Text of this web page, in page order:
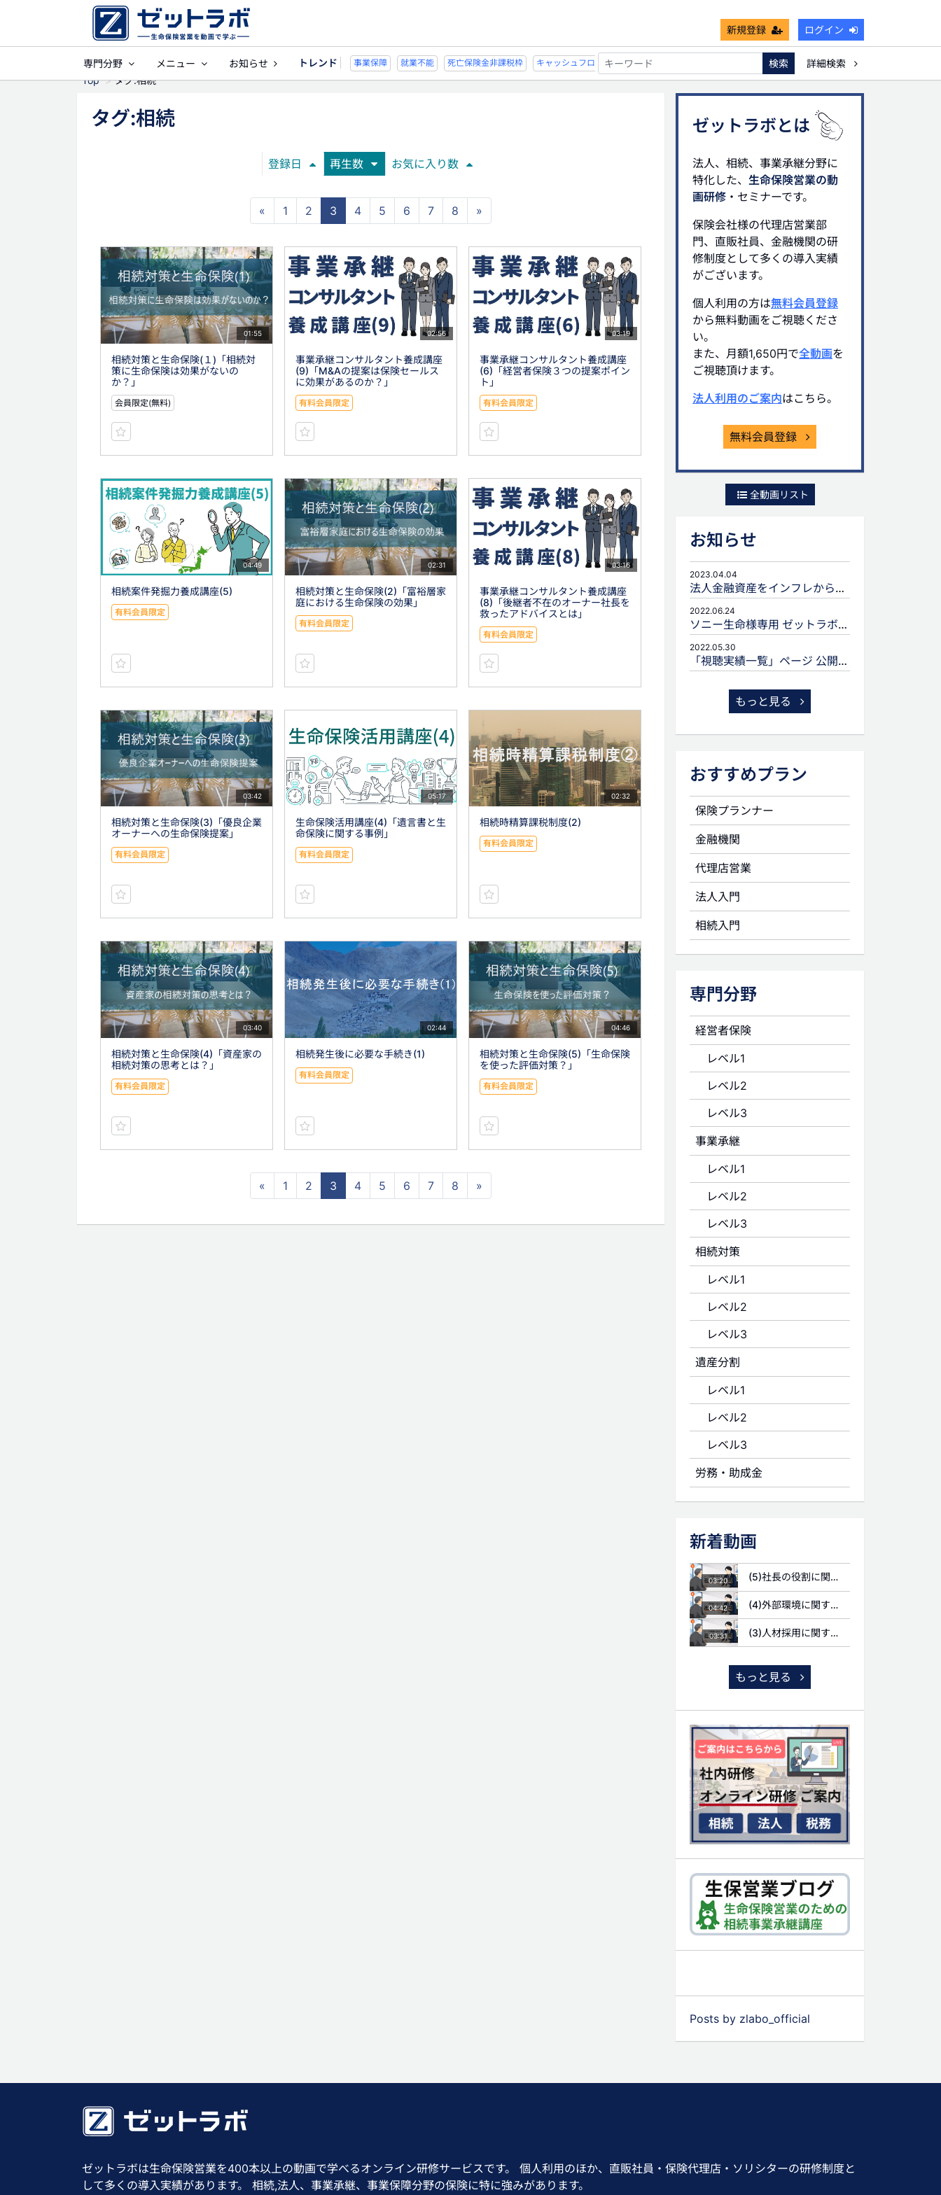
新規登録 ログイン
専門分野 メニュー お知らせ トレンド
事業保障 就業不能 死亡保険金非課税枠 キャッシュフロー 宗教法人 事業保障 就業不能 死亡保険金非課税枠 キャッシュフロー 宗教法人
検索
詳細検索
Top
タグ:相続
タグ:相続
登録日 再生数 お気に入り数
« 1 2 3 4 5 6 7 8 »
01:55
相続対策と生命保険(１)「相続対
策に生命保険は効果がないの
か？」
会員限定(無料)
02:56
事業承継コンサルタント養成講座
(9)「M&Aの提案は保険セールス
に効果があるのか？」
有料会員限定
03:19
事業承継コンサルタント養成講座
(6)「経営者保険３つの提案ポイン
ト」
有料会員限定
04:49
相続案件発掘力養成講座(5)
有料会員限定
02:31
相続対策と生命保険(2)「富裕層家
庭における生命保険の効果」
有料会員限定
03:16
事業承継コンサルタント養成講座
(8)「後継者不在のオーナー社長を
救ったアドバイスとは」
有料会員限定
03:42
相続対策と生命保険(3)「優良企業
オーナーへの生命保険提案」
有料会員限定
05:17
生命保険活用講座(4)「遺言書と生
命保険に関する事例」
有料会員限定
02:32
相続時精算課税制度(2)
有料会員限定
03:40
相続対策と生命保険(4)「資産家の
相続対策の思考とは？」
有料会員限定
02:44
相続発生後に必要な手続き(1)
有料会員限定
04:46
相続対策と生命保険(5)「生命保険
を使った評価対策？」
有料会員限定
« 1 2 3 4 5 6 7 8 »
ゼットラボとは
法人、相続、事業承継分野に
特化した、 生命保険営業の動
画研修 ・セミナーです。
保険会社様の代理店営業部
門、直販社員、金融機関の研
修制度として多くの導入実績
がございます。
個人利用の方は無料会員登録
から無料動画をご視聴くださ
い。
また、月額1,650円で全動画を
ご視聴頂けます。
法人利用のご案内はこちら。
無料会員登録
全動画リスト
お知らせ
2023.04.04
法人金融資産をインフレから守るための生命保険活用
2022.06.24
ソニー生命様専用 ゼットラボforLIFEPLANNERのご案内
2022.05.30
「視聴実績一覧」ページ 公開のお知らせ
もっと見る
おすすめプラン
保険プランナー
金融機関
代理店営業
法人入門
相続入門
専門分野
経営者保険
レベル1
レベル2
レベル3
事業承継
レベル1
レベル2
レベル3
相続対策
レベル1
レベル2
レベル3
遺産分割
レベル1
レベル2
レベル3
労務・助成金
新着動画
03:20 (5)社長の役割に関する質問
04:42 (4)外部環境に関する質問
03:31 (3)人材採用に関する質問
もっと見る
Posts by zlabo_official
ゼットラボは生命保険営業を400本以上の動画で学べるオンライン研修サービスです。 個人利用のほか、直販社員・保険代理店・ソリシターの研修制度と
して多くの導入実績があります。 相続,法人、事業承継、事業保障分野の保険に特に強みがあります。